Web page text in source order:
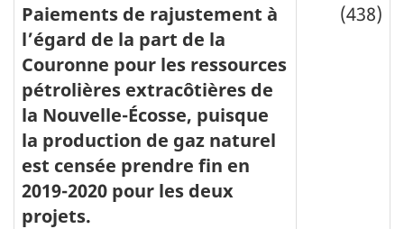
Paiements de rajustement à
l’égard de la part de la
Couronne pour les ressources
pétrolières extracôtières de
la Nouvelle-Écosse, puisque
la production de gaz naturel
est censée prendre fin en
2019-2020 pour les deux
projets.
(438)